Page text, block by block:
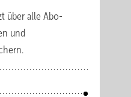
über alle Abo-
und